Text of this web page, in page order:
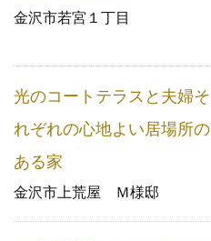
金沢市若宮１丁目
光のコートテラスと夫婦そ
れぞれの心地よい居場所の
ある家
金沢市上荒屋 Ｍ様邸